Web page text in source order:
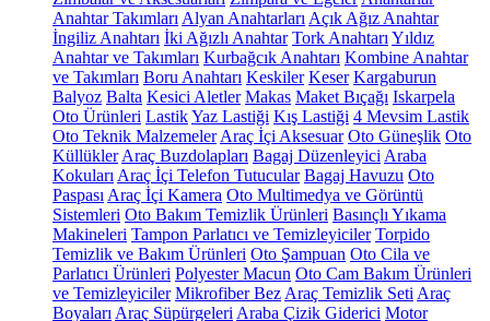
Anahtar Takımları Alyan Anahtarları Açık Ağız Anahtar
İngiliz Anahtarı İki Ağızlı Anahtar Tork Anahtarı Yıldız
Anahtar ve Takımları Kurbağcık Anahtarı Kombine Anahtar
ve Takımları Boru Anahtarı Keskiler Keser Kargaburun
Balyoz Balta Kesici Aletler Makas Maket Bıçağı Iskarpela
Oto Ürünleri LastikYaz Lastiği Kış Lastiği 4 Mevsim Lastik
Oto Teknik Malzemeler Araç İçi Aksesuar Oto Güneşlik Oto
Küllükler Araç Buzdolapları Bagaj Düzenleyici Araba
Kokuları Araç İçi Telefon Tutucular Bagaj Havuzu Oto
Paspası Araç İçi Kamera Oto Multimedya ve Görüntü
Sistemleri Oto Bakım Temizlik Ürünleri Basınçlı Yıkama
Makineleri Tampon Parlatıcı ve Temizleyiciler Torpido
Temizlik ve Bakım Ürünleri Oto Şampuan Oto Cila ve
Parlatıcı Ürünleri Polyester Macun Oto Cam Bakım Ürünleri
ve Temizleyiciler Mikrofiber Bez Araç Temizlik Seti Araç
Boyaları Araç Süpürgeleri Araba Çizik Giderici Motor